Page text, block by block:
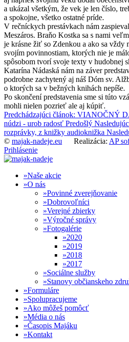
a ukázal všetkým, že vek je len číslo,
a spokojne, všetko ostatné príde.
V rečníckych prestávkach nám
Meszáros. Braňo Kostka sa s nami
je krásne žiť so Zdenkou a ako sa vždy
svojím povinnostiam, ktorých nie je
spôsobom tvorí svoje texty v hudobnej
Katarína Nádaská nám na záver
podrobne zachytený aj náš Dóm sv.
o ktorých sa v bežných knihách nepíše.
Po skončení predstavenia sme si túto
mohli nielen pozrieť ale aj kúpiť.
Predchádzajúci článok: VIANOČNÝ
núdzi - urob radosť Predošlý
rozprávky, z knižky audioknižka
© majak-nadeje.eu Realizácia: AP
Prihlásenie
Naše akcie
O nás
Povinné zverejňovanie
Dobrovoľníci
Verejné zbierky
Výročné správy
Fotogalérie
2020
2019
2018
2017
Sociálne služby
Stanovy občianskeho
Formuláre
Spolupracujeme
Ako môžeš pomôcť
Média o nás
Časopis Majáku
Kontakt